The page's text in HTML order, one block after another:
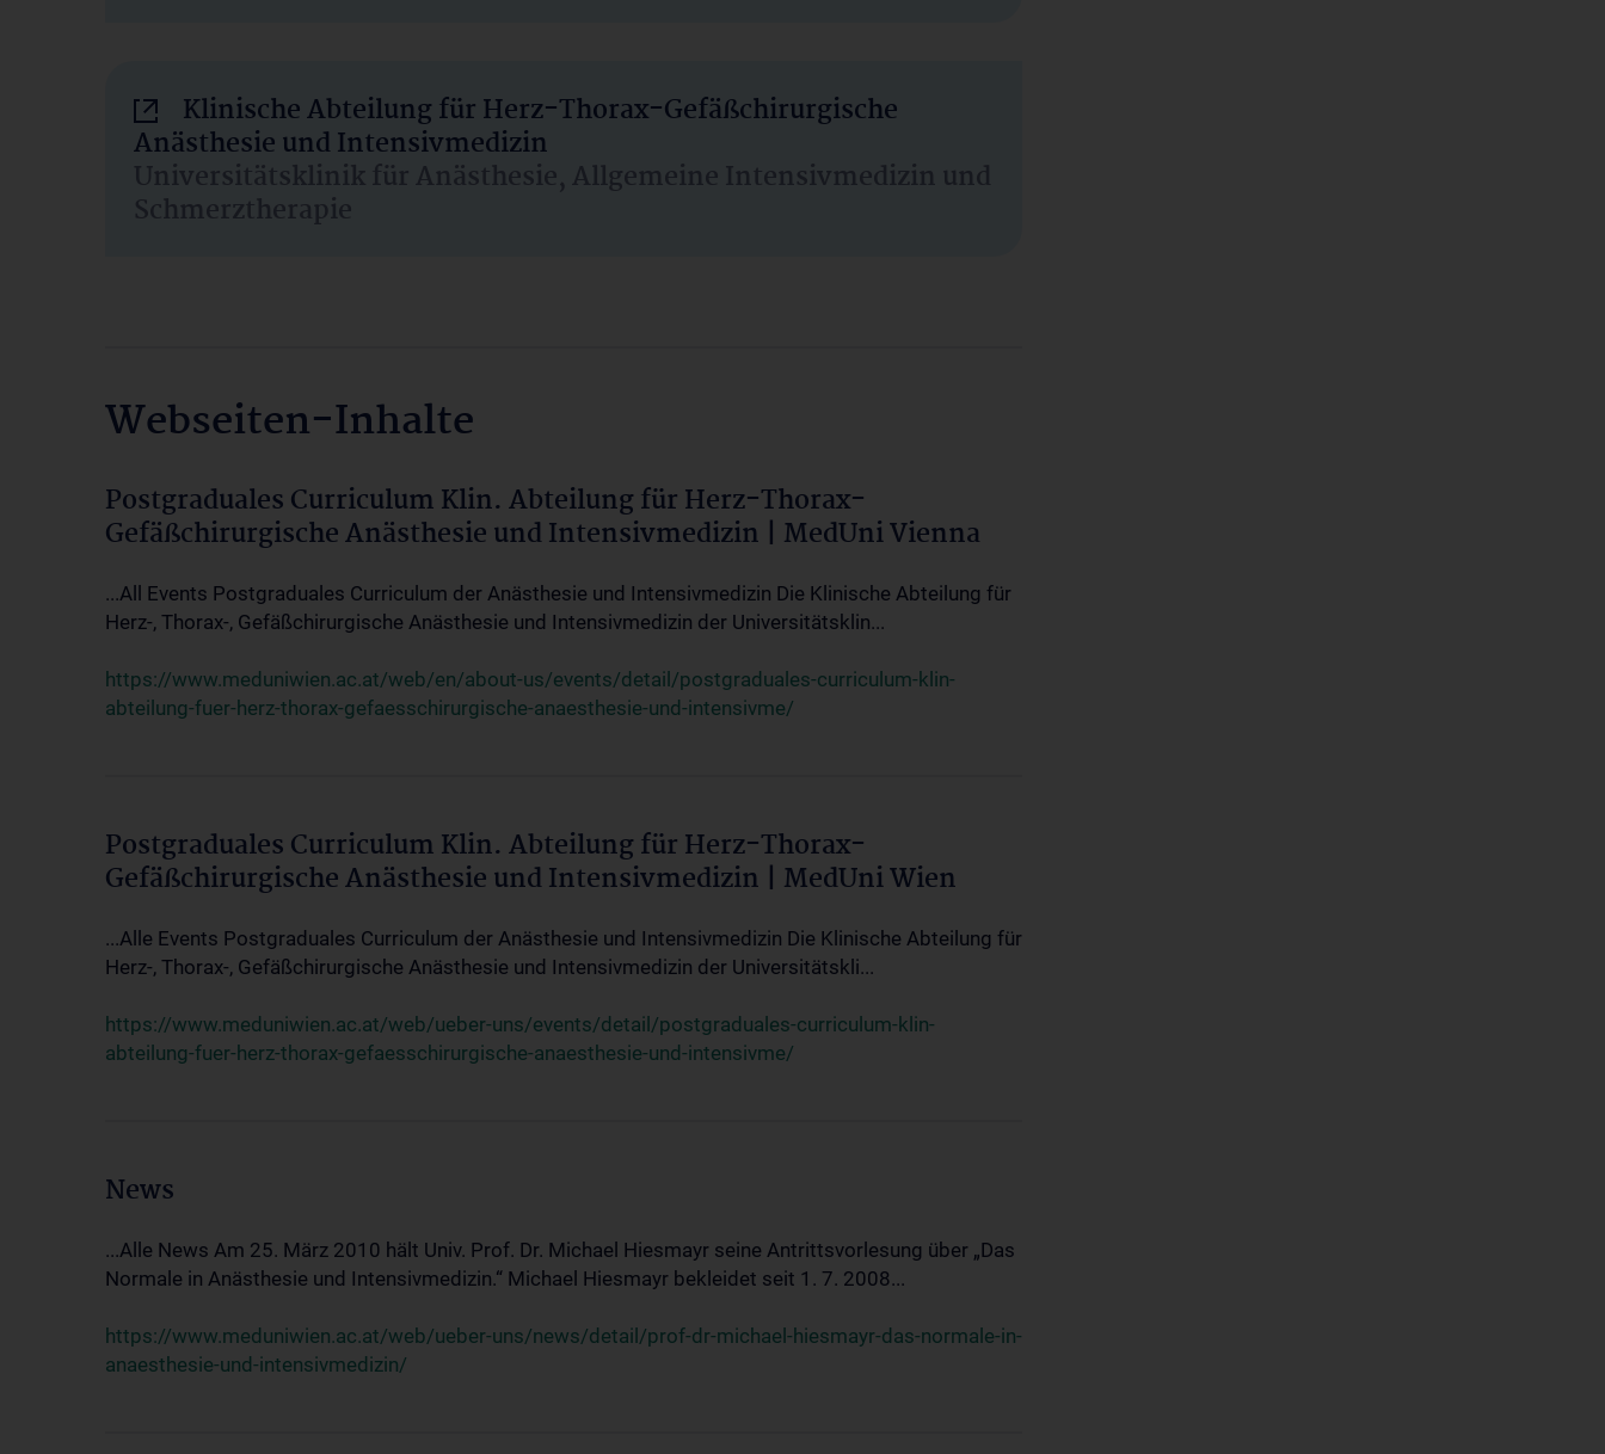
Klinische Abteilung für Herz-Thorax-Gefäßchirurgische
Anästhesie und Intensivmedizin
Universitätsklinik für Anästhesie, Allgemeine Intensivmedizin und
Schmerztherapie
Webseiten-Inhalte
Postgraduales Curriculum Klin. Abteilung für Herz-Thorax-
Gefäßchirurgische Anästhesie und Intensivmedizin | MedUni Vienna
...All Events Postgraduales Curriculum der Anästhesie und Intensivmedizin Die Klinische Abteilung für
Herz-, Thorax-, Gefäßchirurgische Anästhesie und Intensivmedizin der Universitätsklin...
https://www.meduniwien.ac.at/web/en/about-us/events/detail/postgraduales-curriculum-klin-
abteilung-fuer-herz-thorax-gefaesschirurgische-anaesthesie-und-intensivme/
Postgraduales Curriculum Klin. Abteilung für Herz-Thorax-
Gefäßchirurgische Anästhesie und Intensivmedizin | MedUni Wien
...Alle Events Postgraduales Curriculum der Anästhesie und Intensivmedizin Die Klinische Abteilung für
Herz-, Thorax-, Gefäßchirurgische Anästhesie und Intensivmedizin der Universitätskli...
https://www.meduniwien.ac.at/web/ueber-uns/events/detail/postgraduales-curriculum-klin-
abteilung-fuer-herz-thorax-gefaesschirurgische-anaesthesie-und-intensivme/
News
...Alle News Am 25. März 2010 hält Univ. Prof. Dr. Michael Hiesmayr seine Antrittsvorlesung über „Das
Normale in Anästhesie und Intensivmedizin.“ Michael Hiesmayr bekleidet seit 1. 7. 2008...
https://www.meduniwien.ac.at/web/ueber-uns/news/detail/prof-dr-michael-hiesmayr-das-normale-in-
anaesthesie-und-intensivmedizin/